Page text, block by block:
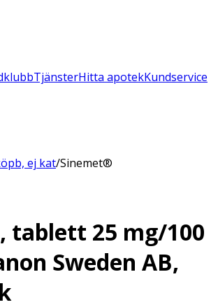
TjänsterHitta apotekKundservice
ej kat/Sinemet®
tablett 25 mg/100
Sweden AB,